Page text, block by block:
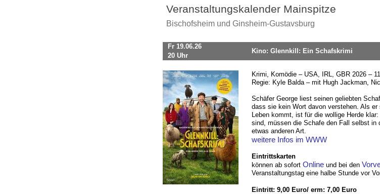
Veranstaltungskalender Mainspitze
Bischofsheim und Ginsheim-Gustavsburg
Fr 19.06.26
20 Uhr
Kino: Glennkill: Ein Schafskrimi
Krimi, Komödie – USA, IRL, GBR 2026 –
Regie: Kyle Balda – mit Hugh Jackman,
Schäfer George liest seinen geliebten
dass sie kein Wort davon verstehen. Als
Leben kommt, ist für die wollige Herde
sind, müssen die Schafe den Fall selbst in
etwas anderen Art.
weitere Infos im WWW
Eintrittskarten
können ab sofort Online und bei den
Veranstaltungstag eine halbe Stunde vor
Eintritt: 9,00 Euro/ erm: 7,00 Euro